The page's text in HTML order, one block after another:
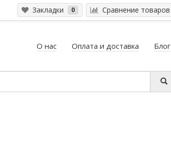
Закладки 0 Сравнение товаров
О нас Оплата и доставка Блог